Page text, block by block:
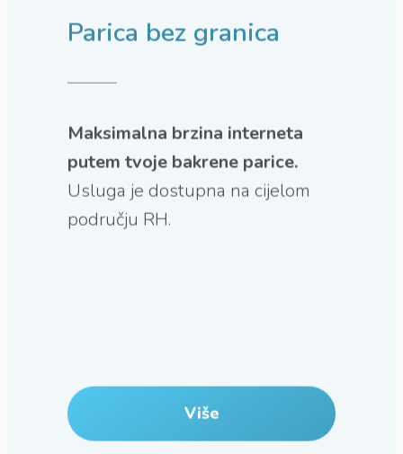
Parica bez granica
Maksimalna brzina interneta
putem tvoje bakrene parice.
Usluga je dostupna na cijelom
području RH.
Više